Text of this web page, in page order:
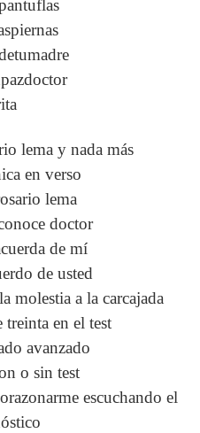
lema y nada más
en verso
lema
doctor
de mí
de usted
molestia a la carcajada
treinta en el test
avanzado
o sin test
escuchando el